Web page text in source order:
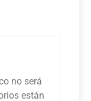
no será
están